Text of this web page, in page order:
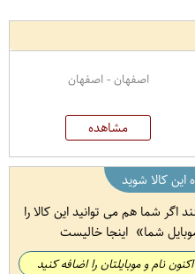
اصفهان - اصفهان
مشاهده
کالا شوید
اگر شما هم می توانید این کالا را
شما اینجا خالیست
نام و موبایلتان را اضافه کنید